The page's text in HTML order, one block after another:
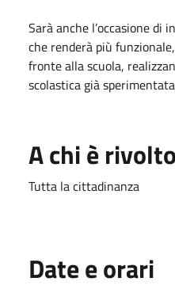
Sarà anche l’occasione di
che renderà più
fronte alla scuola,
scolastica già
A chi è rivolto
Tutta la cittadinanza
Date e orari